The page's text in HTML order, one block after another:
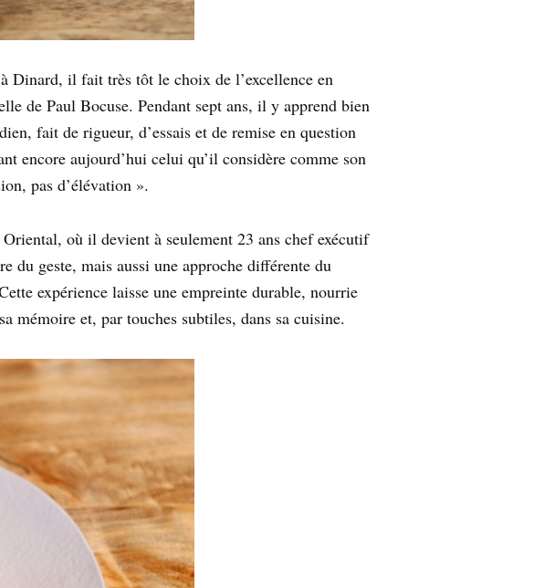
Dinard, il fait très tôt le choix de l’excellence en
de Paul Bocuse. Pendant sept ans, il y apprend bien
fait de rigueur, d’essais et de remise en question
encore aujourd’hui celui qu’il considère comme son
pas d’élévation ».
où il devient à seulement 23 ans chef exécutif
du geste, mais aussi une approche différente du
expérience laisse une empreinte durable, nourrie
mémoire et, par touches subtiles, dans sa cuisine.